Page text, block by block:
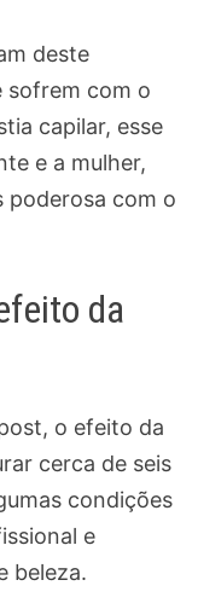
deste
sofrem com o
capilar, esse
e a mulher,
poderosa com o
da
o efeito da
cerca de seis
condições
e
beleza.